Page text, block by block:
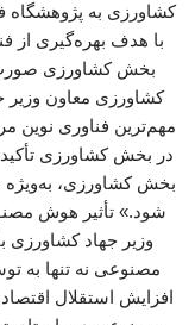
کشاورزی به پژوهشگاه
با هدف بهره‌گیری از
بخش کشاورزی
کشاورزی معاون
مهم‌ترین فناوری نوین
در بخش کشاورزی تأکید
بخش کشاورزی، به‌ویژه
شود.» تأثیر هوش
وزیر جهاد کشاورزی
مصنوعی نه تنها به
افزایش استقلال